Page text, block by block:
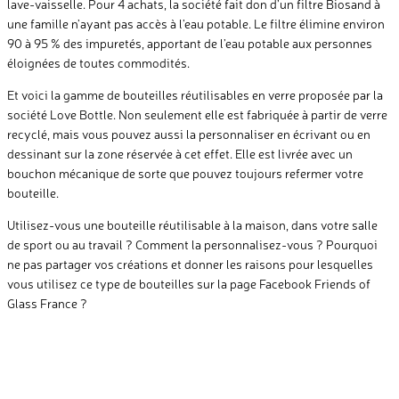
lave-vaisselle. Pour 4 achats, la société fait don d’un filtre Biosand à
une famille n’ayant pas accès à l’eau potable. Le filtre élimine environ
90 à 95 % des impuretés, apportant de l’eau potable aux personnes
éloignées de toutes commodités.
Et voici la gamme de bouteilles réutilisables en verre proposée par la
société Love Bottle. Non seulement elle est fabriquée à partir de verre
recyclé, mais vous pouvez aussi la personnaliser en écrivant ou en
dessinant sur la zone réservée à cet effet. Elle est livrée avec un
bouchon mécanique de sorte que pouvez toujours refermer votre
bouteille.
Utilisez-vous une bouteille réutilisable à la maison, dans votre salle
de sport ou au travail ? Comment la personnalisez-vous ? Pourquoi
ne pas partager vos créations et donner les raisons pour lesquelles
vous utilisez ce type de bouteilles sur la page Facebook Friends of
Glass France ?